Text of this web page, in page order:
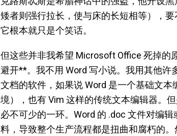
矮者则强行拉长，使与床的长短相等），
它根本就只是个笑话。
但这些并非我希望 Microsoft Office 死掉的
避开**。我不用 Word 写小说。我用其他
文档的软件，如果说 Word 是一个基础文
境），也有 Vim 这样的传统文本编辑器。
必不可少的一环。Word 的 .doc 文件对编
料，导致整个生产流程都是扭曲和腐朽的